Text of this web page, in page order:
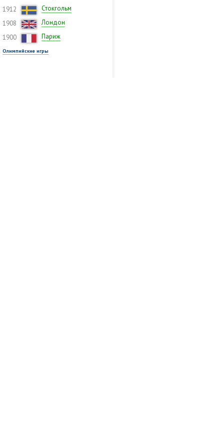
1912
Стокгольм
1908
Лондон
1900
Париж
Олимпийские игры